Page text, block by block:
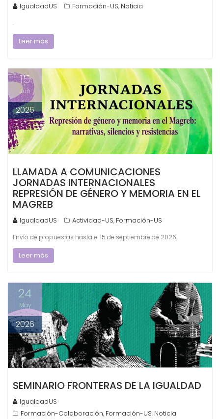
IgualdadUS Formación-US, Noticia
.
Leer más
15
Jun
2026
LLAMADA A COMUNICACIONES
JORNADAS INTERNACIONALES
REPRESIÓN DE GÉNERO Y MEMORIA EN EL
MAGREB
IgualdadUS Actividad-US, Formación-US
Envío de propuestas hasta el 15 de septiembre de 2026.
Leer más
24
May
2026
SEMINARIO FRONTERAS DE LA IGUALDAD
IgualdadUS
Formación-Colaboración, Formación-US, Noticia